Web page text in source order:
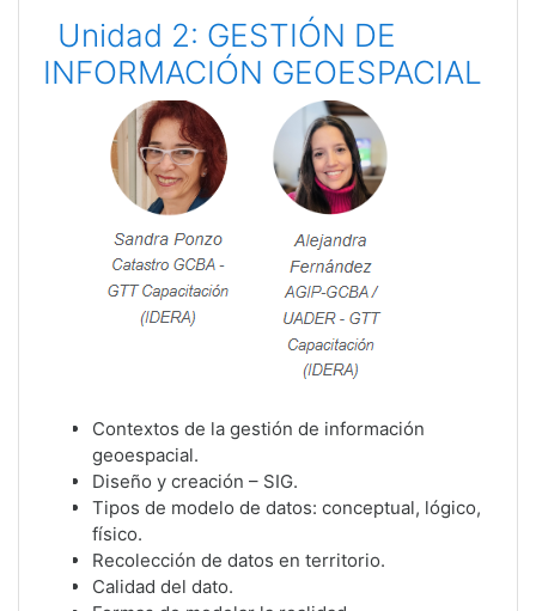
Unidad 2: GESTIÓN DE
INFORMACIÓN GEOESPACIAL
Contextos de la gestión de información
geoespacial.
Diseño y creación – SIG.
Tipos de modelo de datos: conceptual, lógico,
físico.
Recolección de datos en territorio.
Calidad del dato.